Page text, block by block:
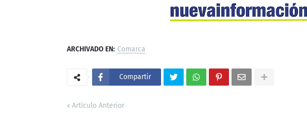
ARCHIVADO EN: Comarca
Compartir
Artículo Anterior